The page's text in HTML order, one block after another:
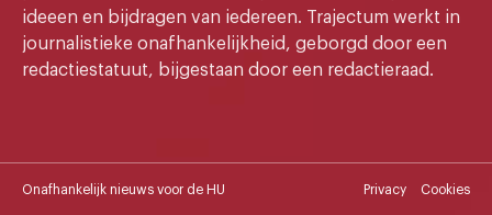
ideeen en bijdragen van iedereen. Trajectum werkt in
journalistieke onafhankelijkheid, geborgd door een
redactiestatuut, bijgestaan door een redactieraad.
Onafhankelijk nieuws voor de HU Privacy Cookies